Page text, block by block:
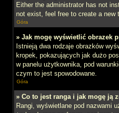
Either the administrator has not
not exist, feel free to create a new
Góra
» Jak mogę wyświetlić obrazek
Istnieją dwa rodzaje obrazków
kropek, pokazujących jak dużo
w panelu użytkownika, pod
czym to jest spowodowane.
Góra
» Co to jest ranga i jak mogę ją
Rangi, wyświetlane pod nazwami